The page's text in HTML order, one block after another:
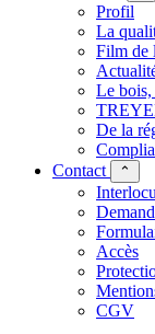
Profil
La
Film de
Le bois,
De la
Contact
⌃
Accès
CGV